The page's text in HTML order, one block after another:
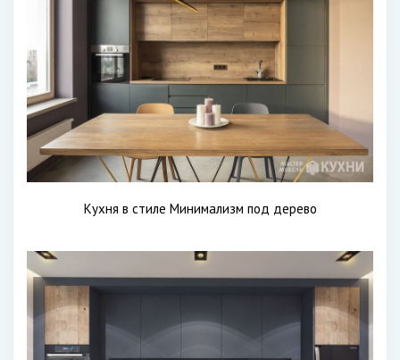
Кухня в стиле Минимализм под дерево